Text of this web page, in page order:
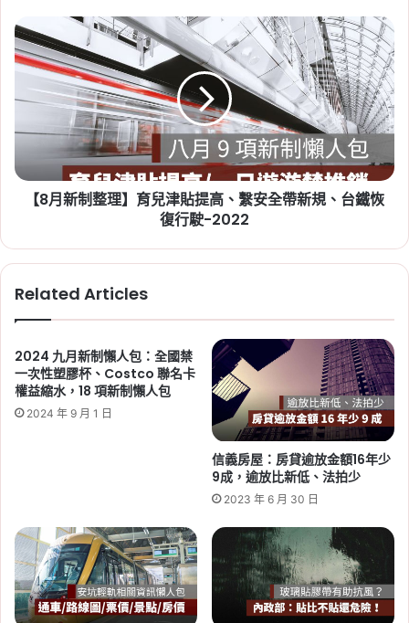
2026-07-20
新竹人注意！竹科旁將新增 838
戶社宅，「金城安居」預計
2029 年完工
新竹縣,社會住宅,社會住宅
2026-06-29
桃園社會住宅續租租金 2026：
蘆竹一號、平鎮一號、八德三號
桃園社宅懶人包,桃園
桃園租屋,社會住宅, 社
會住宅申請
萬
買
盤
回
【8
月
新
整
津
全
規、
台
鐵
恢
【8月新制整理】育兒津貼提高、繫安全帶新規、台鐵恢
復行駛-2022
Related Articles
2024 九月新制懶人包：全國禁
一次性塑膠杯、Costco 聯名卡
權益縮水，18 項新制懶人包
2024 年 9 月 1 日
信義房屋：房貸逾放金額16年少
9成，逾放比新低、法拍少
2023 年 6 月 30 日